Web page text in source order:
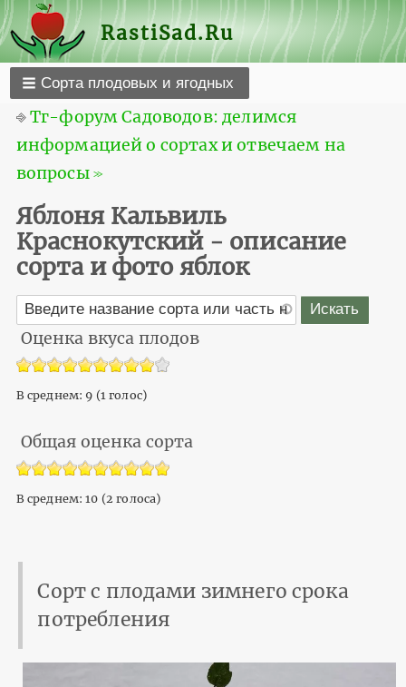
RastiSad.Ru
Сорта плодовых и ягодных
⎆Тг-форум Садоводов: делимся
информацией о сортах и отвечаем на
вопросы ≫
Яблоня Кальвиль
Краснокутский - описание
сорта и фото яблок
Оценка вкуса плодов
В среднем: 9 (1голос)
Общая оценка сорта
В среднем:10 (2 голоса)
Сорт с плодами зимнего срока
потребления